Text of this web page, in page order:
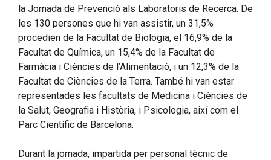
la Jornada de Prevenció als Laboratoris de Recerca. De
les 130 persones que hi van assistir, un 31,5%
procedien de la Facultat de Biologia, el 16,9% de la
Facultat de Química, un 15,4% de la Facultat de
Farmàcia i Ciències de l’Alimentació, i un 12,3% de la
Facultat de Ciències de la Terra. També hi van estar
representades les facultats de Medicina i Ciències de
la Salut, Geografia i Història, i Psicologia, així com el
Parc Científic de Barcelona.
Durant la jornada, impartida per personal tècnic de